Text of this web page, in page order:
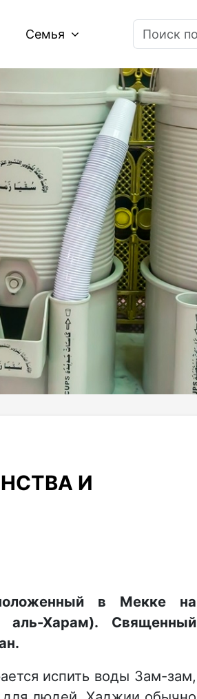
Семья
И
в Мекке на
аль-Харам). Священный
испить воды Зам-зам,